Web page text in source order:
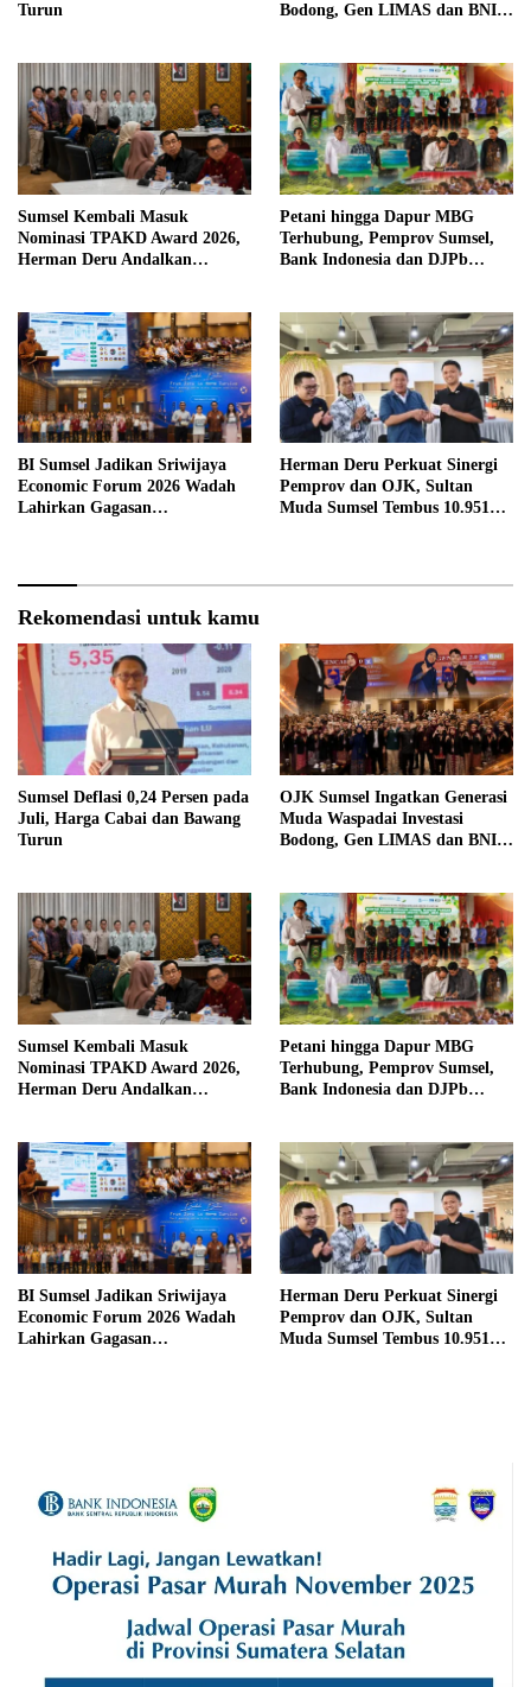
Turun
Bodong, Gen LIMAS dan BNI
Sumsel Kembali Masuk
Nominasi TPAKD Award 2026,
Herman Deru Andalkan
Petani hingga Dapur MBG
Terhubung, Pemprov Sumsel,
Bank Indonesia dan DJPb
BI Sumsel Jadikan Sriwijaya
Economic Forum 2026 Wadah
Lahirkan Gagasan
Herman Deru Perkuat Sinergi
Pemprov dan OJK, Sultan
Muda Sumsel Tembus 10.951
Rekomendasi untuk kamu
Sumsel Deflasi 0,24 Persen pada
Juli, Harga Cabai dan Bawang
Turun
OJK Sumsel Ingatkan Generasi
Muda Waspadai Investasi
Bodong, Gen LIMAS dan BNI
Sumsel Kembali Masuk
Nominasi TPAKD Award 2026,
Herman Deru Andalkan
Petani hingga Dapur MBG
Terhubung, Pemprov Sumsel,
Bank Indonesia dan DJPb
BI Sumsel Jadikan Sriwijaya
Economic Forum 2026 Wadah
Lahirkan Gagasan
Herman Deru Perkuat Sinergi
Pemprov dan OJK, Sultan
Muda Sumsel Tembus 10.951